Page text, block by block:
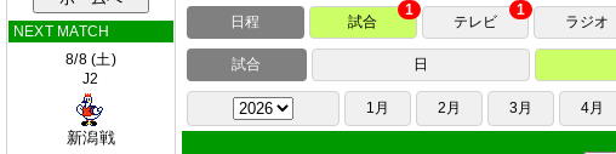
NEXT MATCH
8/8 (土)
J2
新潟戦
日程
1
試合
1
テレビ ラジオ
試合 日
1月 2月 3月 4月